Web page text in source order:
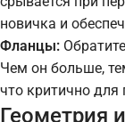
новичка и
Фланцы:
Чем он больше,
что критично
Геометрия